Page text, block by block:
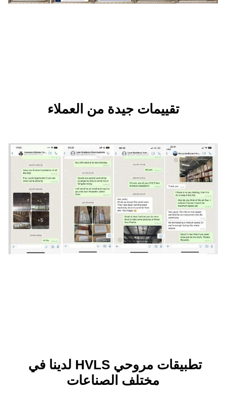
جيدة من العملاء
تطبيقات مروحي HVLS لدينا في
الصناعات